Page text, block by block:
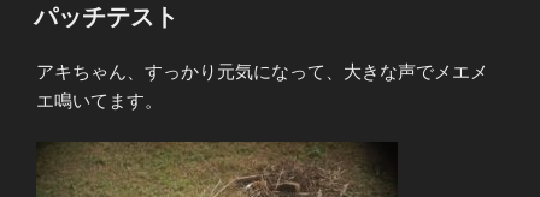
日:
パッチテスト
アキちゃん、すっかり元気になって、大きな声でメエメ
エ鳴いてます。